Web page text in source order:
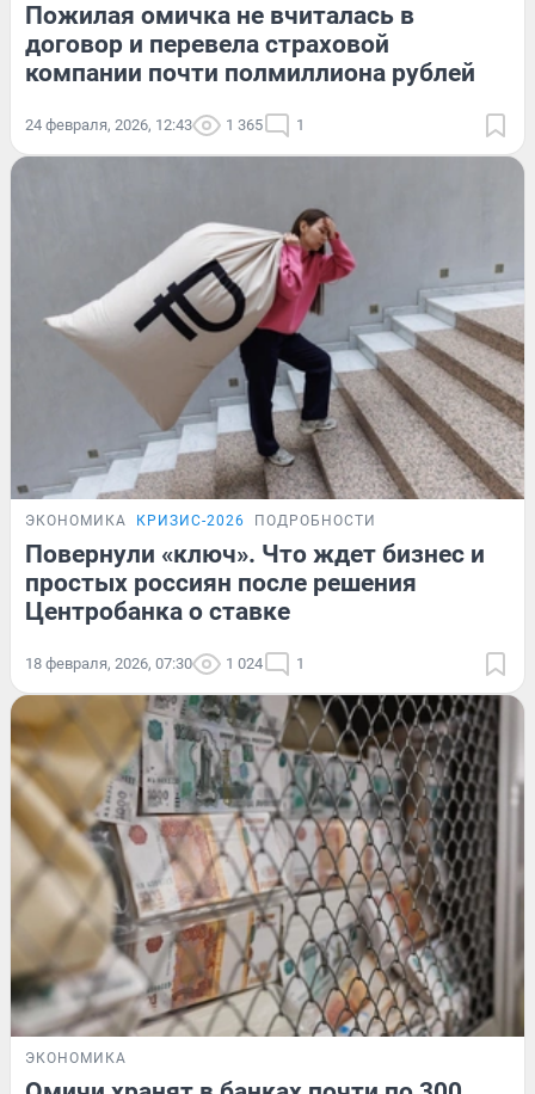
Пожилая омичка не вчиталась в
договор и перевела страховой
компании почти полмиллиона рублей
24 февраля, 2026, 12:43 1 365 1
ЭКОНОМИКА КРИЗИС-2026 ПОДРОБНОСТИ
Повернули «ключ». Что ждет бизнес и
простых россиян после решения
Центробанка о ставке
18 февраля, 2026, 07:30 1 024 1
ЭКОНОМИКА